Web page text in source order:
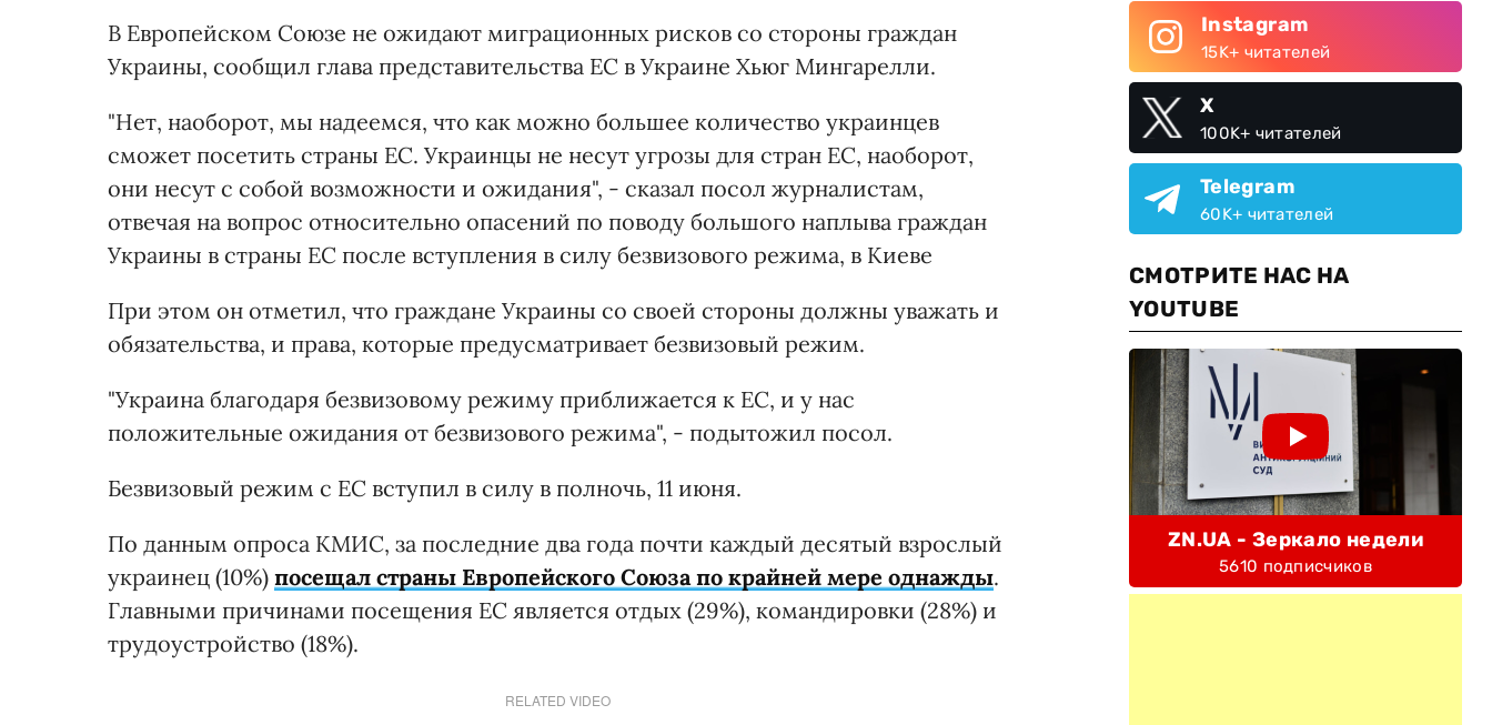
В Европейском Союзе не ожидают миграционных рисков со стороны граждан
Украины, сообщил глава представительства ЕС в Украине Хьюг Мингарелли.
"Нет, наоборот, мы надеемся, что как можно большее количество украинцев
сможет посетить страны ЕС. Украинцы не несут угрозы для стран ЕС, наоборот,
они несут с собой возможности и ожидания", - сказал посол журналистам,
отвечая на вопрос относительно опасений по поводу большого наплыва граждан
Украины в страны ЕС после вступления в силу безвизового режима, в Киеве
При этом он отметил, что граждане Украины со своей стороны должны уважать и
обязательства, и права, которые предусматривает безвизовый режим.
"Украина благодаря безвизовому режиму приближается к ЕС, и у нас
положительные ожидания от безвизового режима", - подытожил посол.
Безвизовый режим с ЕС вступил в силу в полночь, 11 июня.
По данным опроса КМИС, за последние два года почти каждый десятый взрослый
украинец (10%) посещал страны Европейского Союза по крайней мере однажды.
Главными причинами посещения ЕС является отдых (29%), командировки (28%) и
трудоустройство (18%).
RELATED VIDEO
Instagram
15K+ читателей
X
100K+ читателей
Telegram
60K+ читателей
СМОТРИТЕ НАС НА
YOUTUBE
ZN.UA - Зеркало недели
5610 подписчиков